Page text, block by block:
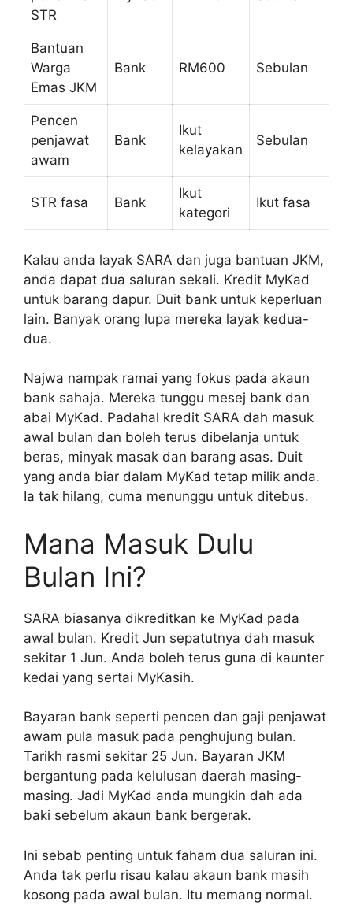
STR
Bantuan
Warga
Emas JKM
Bank RM600 Sebulan
Pencen
penjawat
awam
Bank
Ikut
kelayakan
Sebulan
STR fasa Bank
Ikut
kategori
Ikut fasa
Kalau anda layak SARA dan juga bantuan JKM,
anda dapat dua saluran sekali. Kredit MyKad
untuk barang dapur. Duit bank untuk keperluan
lain. Banyak orang lupa mereka layak kedua-
dua.
Najwa nampak ramai yang fokus pada akaun
bank sahaja. Mereka tunggu mesej bank dan
abai MyKad. Padahal kredit SARA dah masuk
awal bulan dan boleh terus dibelanja untuk
beras, minyak masak dan barang asas. Duit
yang anda biar dalam MyKad tetap milik anda.
Ia tak hilang, cuma menunggu untuk ditebus.
Mana Masuk Dulu
Bulan Ini?
SARA biasanya dikreditkan ke MyKad pada
awal bulan. Kredit Jun sepatutnya dah masuk
sekitar 1 Jun. Anda boleh terus guna di kaunter
kedai yang sertai MyKasih.
Bayaran bank seperti pencen dan gaji penjawat
awam pula masuk pada penghujung bulan.
Tarikh rasmi sekitar 25 Jun. Bayaran JKM
bergantung pada kelulusan daerah masing-
masing. Jadi MyKad anda mungkin dah ada
baki sebelum akaun bank bergerak.
Ini sebab penting untuk faham dua saluran ini.
Anda tak perlu risau kalau akaun bank masih
kosong pada awal bulan. Itu memang normal.